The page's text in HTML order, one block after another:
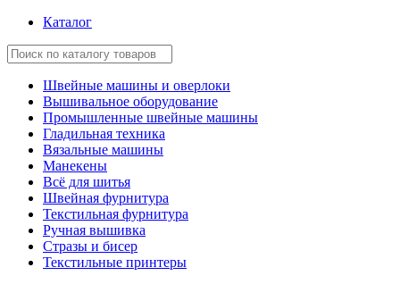
Каталог
Швейные машины и оверлоки
Вышивальное оборудование
Промышленные швейные машины
Гладильная техника
Вязальные машины
Манекены
Всё для шитья
Швейная фурнитура
Текстильная фурнитура
Ручная вышивка
Стразы и бисер
Текстильные принтеры